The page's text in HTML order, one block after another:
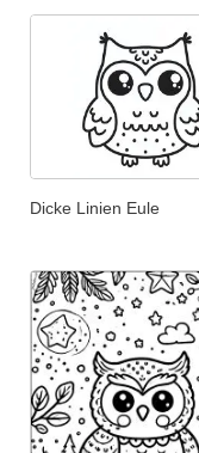
Dicke Linien Eule